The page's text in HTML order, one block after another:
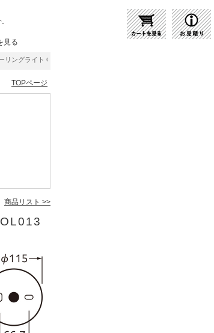
見る
グライト OL013006BR | 商品紹介 | 照明器具の通販・インテリア照明
TOPページ
商品リスト >>